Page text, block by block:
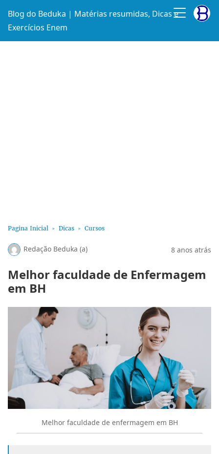
Blog do Beduka | Matérias resumidas, Dicas e
Exercícios Enem
Pagina Inicial Dicas Cursos
Redação Beduka (a) 8 anos atrás
Melhor faculdade de Enfermagem
em BH
Melhor faculdade de enfermagem em BH